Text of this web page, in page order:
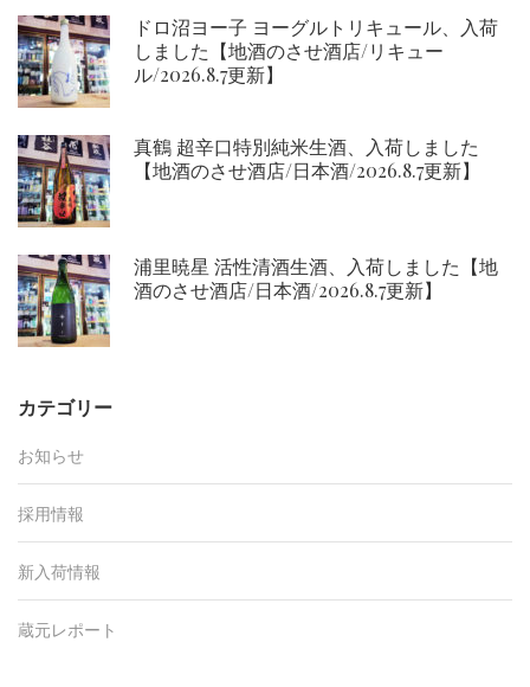
ドロ沼ヨー子 ヨーグルトリキュール、入荷
しました【地酒のさせ酒店/リキュー
ル/2026.8.7更新】
真鶴 超辛口特別純米生酒、入荷しました
【地酒のさせ酒店/日本酒/2026.8.7更新】
浦里暁星 活性清酒生酒、入荷しました【地
酒のさせ酒店/日本酒/2026.8.7更新】
カテゴリー
お知らせ
採用情報
新入荷情報
蔵元レポート